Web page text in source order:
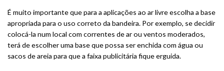
É muito importante que para a aplicações ao ar livre escolha a base
apropriada para o uso correto da bandeira. Por exemplo, se decidir
colocá-la num local com correntes de ar ou ventos moderados,
terá de escolher uma base que possa ser enchida com água ou
sacos de areia para que a faixa publicitária fique erguida.